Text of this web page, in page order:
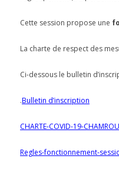
Cette session propose une
La charte de respect des
Ci-dessous le bulletin
.Bulletin d’inscription
CHARTE-COVID-19-
Regles-fonctionnement-